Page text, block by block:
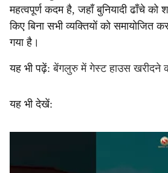
महत्वपूर्ण कदम है, जहाँ बुनियादी ढाँचे को
किए बिना सभी व्यक्तियों को समायोजित
गया है।
यह भी पढ़ें:बेंगलुरु में गेस्ट हाउस खरीदने
यह भी देखें: